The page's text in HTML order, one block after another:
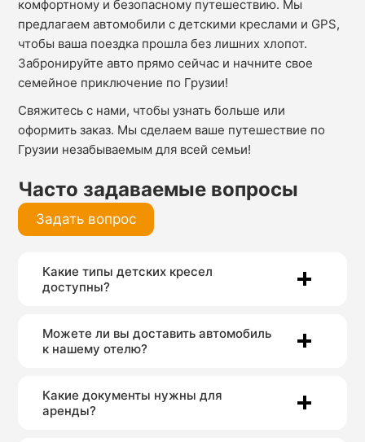
комфортному и безопасному путешествию. Мы
предлагаем автомобили с детскими креслами и GPS,
чтобы ваша поездка прошла без лишних хлопот.
Забронируйте авто прямо сейчас и начните свое
семейное приключение по Грузии!
Свяжитесь с нами, чтобы узнать больше или
оформить заказ. Мы сделаем ваше путешествие по
Грузии незабываемым для всей семьи!
Часто задаваемые вопросы
Задать вопрос
Какие типы детских кресел
доступны?
Можете ли вы доставить автомобиль
к нашему отелю?
Какие документы нужны для
аренды?